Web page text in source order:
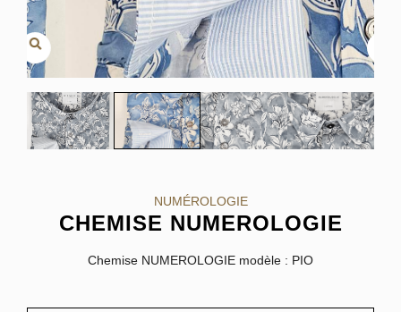
NUMÉROLOGIE
CHEMISE NUMEROLOGIE
Chemise NUMEROLOGIE modèle : PIO